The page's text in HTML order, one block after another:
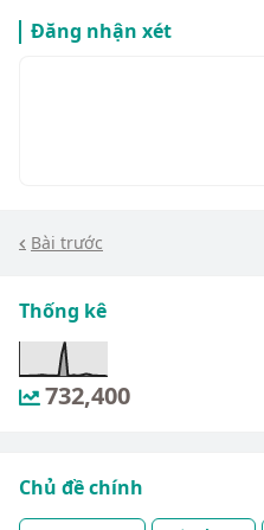
Đăng nhận xét
Bài trước
Thống kê
732,400
Chủ đề chính